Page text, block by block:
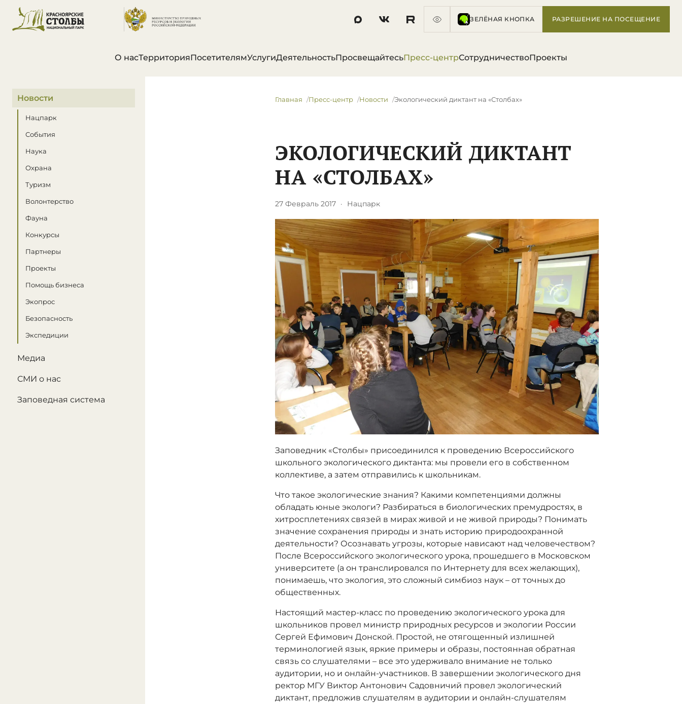
ЗЕЛЁНАЯ КНОПКА РАЗРЕШЕНИЕ НА ПОСЕЩЕНИЕ
О насТерриторияПосетителямУслугиДеятельностьПросвещайтесьПресс-центрСотрудничествоПроекты
В этом разделе
Новости
Нацпарк
События
Наука
Охрана
Туризм
Волонтерство
Фауна
Конкурсы
Партнеры
Проекты
Помощь бизнеса
Экопрос
Безопасность
Экспедиции
Медиа
СМИ о нас
Заповедная система
Главная Пресс-центр Новости Экологический диктант на «Столбах»
ЭКОЛОГИЧЕСКИЙ ДИКТАНТ
НА «СТОЛБАХ»
27 Февраль 2017 · Нацпарк
Заповедник «Столбы» присоединился к проведению Всероссийского
школьного экологического диктанта: мы провели его в собственном
коллективе, а затем отправились к школьникам.
Что такое экологические знания? Какими компетенциями должны
обладать юные экологи? Разбираться в биологических премудростях, в
хитросплетениях связей в мирах живой и не живой природы? Понимать
значение сохранения природы и знать историю природоохранной
деятельности? Осознавать угрозы, которые нависают над человечеством?
После Всероссийского экологического урока, прошедшего в Московском
университете (а он транслировался по Интернету для всех желающих),
понимаешь, что экология, это сложный симбиоз наук – от точных до
общественных.
Настоящий мастер-класс по проведению экологического урока для
школьников провел министр природных ресурсов и экологии России
Сергей Ефимович Донской. Простой, не отягощенный излишней
терминологией язык, яркие примеры и образы, постоянная обратная
связь со слушателями – все это удерживало внимание не только
аудитории, но и онлайн-участников. В завершении экологического дня
ректор МГУ Виктор Антонович Садовничий провел экологический
диктант, предложив слушателям в аудитории и онлайн-слушателям